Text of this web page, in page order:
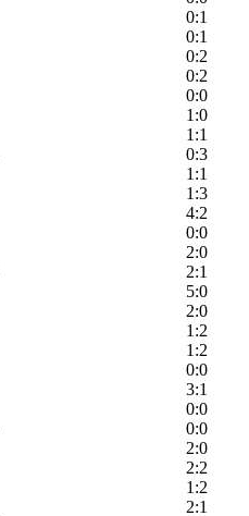
0:1
0:1
0:2
0:2
0:0
1:0
1:1
0:3
1:1
1:3
4:2
0:0
2:0
2:1
5:0
2:0
1:2
1:2
0:0
3:1
0:0
0:0
2:0
2:2
1:2
2:1